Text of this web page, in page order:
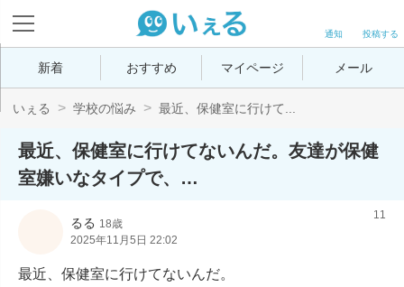
投稿する
通知
新着 おすすめ マイページ メール
いぇる 学校の悩み 最近、保健室に行けて...
最近、保健室に行けてないんだ。友達が保健
室嫌いなタイプで、…
るる 18歳
2025年11月5日 22:02
11
最近、保健室に行けてないんだ。